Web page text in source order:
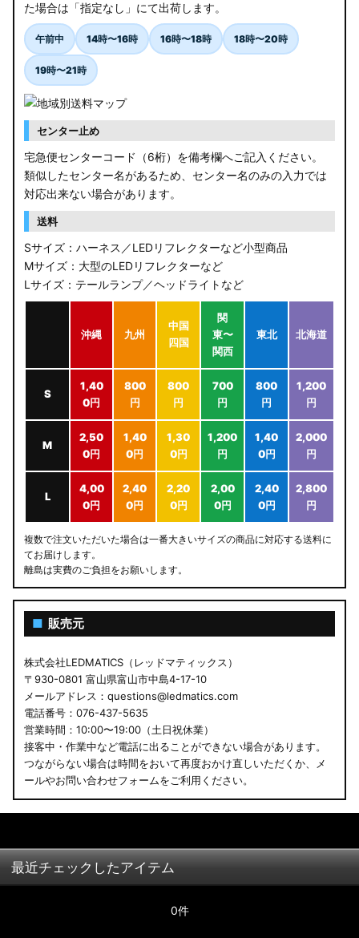
た場合は「指定なし」にて出荷します。
午前中 14時〜16時 16時〜18時 18時〜20時
19時〜21時
センター止め
宅急便センターコード（6桁）を備考欄へご記入ください。
類似したセンター名があるため、センター名のみの入力では
対応出来ない場合があります。
送料
Sサイズ：ハーネス／LEDリフレクターなど小型商品
Mサイズ：大型のLEDリフレクターなど
Lサイズ：テールランプ／ヘッドライトなど
沖縄 九州
中国
四国
関
東〜
関西
東北 北海道
S
1,40
0円
800
円
800
円
700
円
800
円
1,200
円
M
2,50
0円
1,40
0円
1,30
0円
1,200
円
1,40
0円
2,000
円
L
4,00
0円
2,40
0円
2,20
0円
2,00
0円
2,40
0円
2,800
円
複数で注文いただいた場合は一番大きいサイズの商品に対応する送料に
てお届けします。
離島は実費のご負担をお願いします。
■ 販売元
株式会社LEDMATICS（レッドマティックス）
〒930-0801 富山県富山市中島4-17-10
メールアドレス：questions@ledmatics.com
電話番号：076-437-5635
営業時間：10:00〜19:00（土日祝休業）
接客中・作業中など電話に出ることができない場合があります。
つながらない場合は時間をおいて再度おかけ直しいただくか、メ
ールやお問い合わせフォームをご利用ください。
最近チェックしたアイテム
0件